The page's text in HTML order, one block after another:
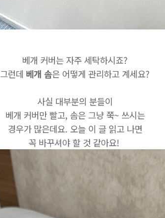
베개 커버는 자주 세탁하시죠?
그런데 베개 솜은 어떻게 관리하고 계세요?
사실 대부분의 분들이
베개 커버만 빨고, 솜은 그냥 쭉~ 쓰시는
경우가 많은데요. 오늘 이 글 읽고 나면
꼭 바꾸셔야 할 것 같아요!